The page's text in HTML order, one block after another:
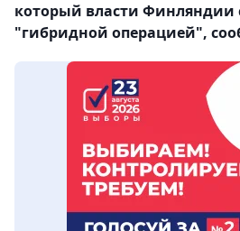
который власти Финляндии
"гибридной операцией",